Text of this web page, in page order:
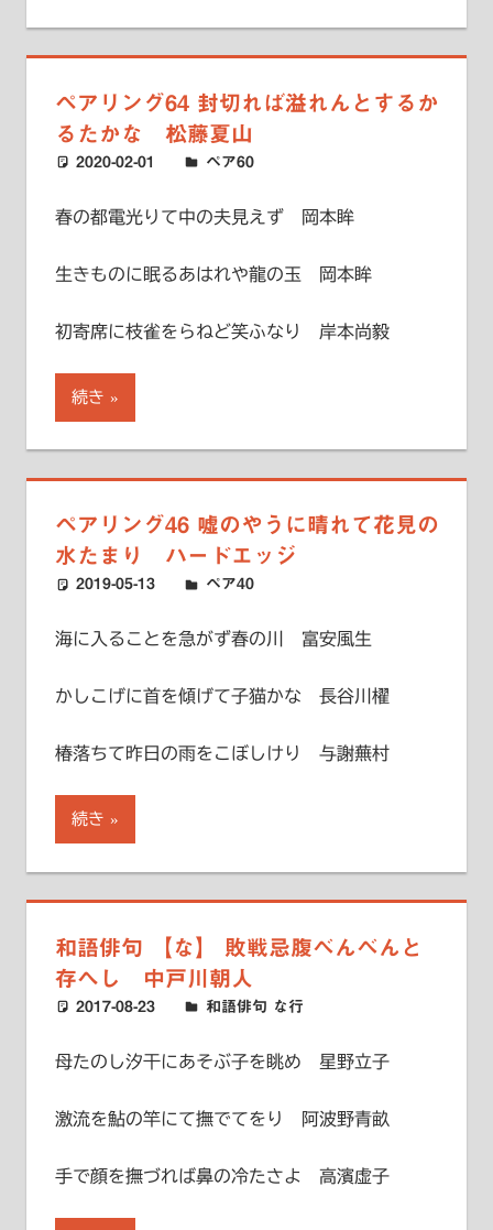
ペアリング64 封切れば溢れんとするか
るたかな 松藤夏山
2020-02-01 ハードエッジ
ペア60
春の都電光りて中の夫見えず 岡本眸
生きものに眠るあはれや龍の玉 岡本眸
初寄席に枝雀をらねど笑ふなり 岸本尚毅
続き
ペアリング46 嘘のやうに晴れて花見の
水たまり ハードエッジ
2019-05-13 ハードエッジ
ペア40
海に入ることを急がず春の川 富安風生
かしこげに首を傾げて子猫かな 長谷川櫂
椿落ちて昨日の雨をこぼしけり 与謝蕪村
続き
和語俳句 【な】 敗戦忌腹べんべんと
存へし 中戸川朝人
2017-08-23 ハードエッジ
和語俳句 な行
母たのし汐干にあそぶ子を眺め 星野立子
激流を鮎の竿にて撫でてをり 阿波野青畝
手で顔を撫づれば鼻の冷たさよ 高濱虚子